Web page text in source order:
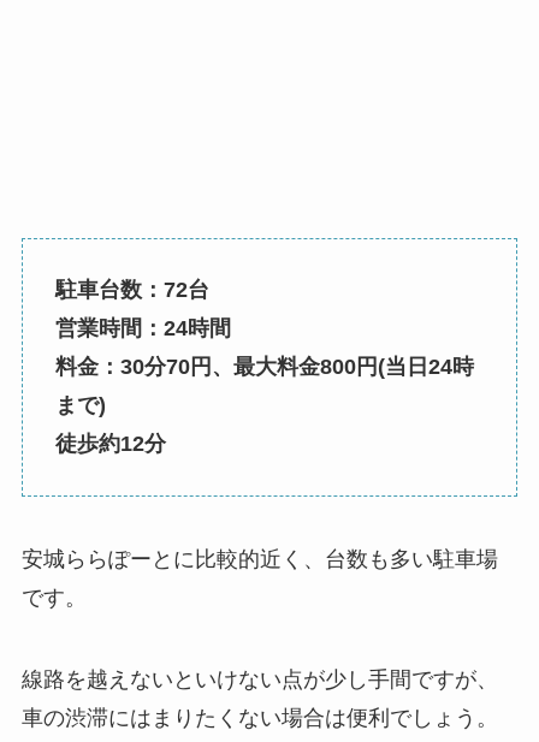
駐車台数：72台
営業時間：24時間
料金：30分70円、最大料金800円(当日24時
まで)
徒歩約12分
安城ららぽーとに比較的近く、台数も多い駐車場
です。
線路を越えないといけない点が少し手間ですが、
車の渋滞にはまりたくない場合は便利でしょう。